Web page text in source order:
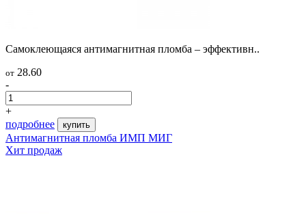
Самоклеющаяся антимагнитная пломба – эффективн..
от 28.60
-
+
подробнее
купить
Антимагнитная пломба ИМП МИГ
Хит продаж